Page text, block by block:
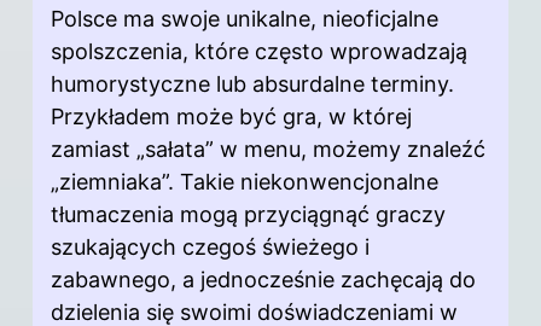
Polsce ma swoje unikalne, nieoficjalne
spolszczenia, które często wprowadzają
humorystyczne lub absurdalne terminy.
Przykładem może być gra, w której
zamiast „sałata” w menu, możemy znaleźć
„ziemniaka”. Takie niekonwencjonalne
tłumaczenia mogą przyciągnąć graczy
szukających czegoś świeżego i
zabawnego, a jednocześnie zachęcają do
dzielenia się swoimi doświadczeniami w